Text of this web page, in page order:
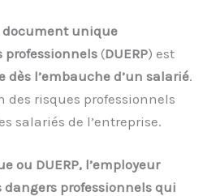
document unique
professionnels (DUERP) est
dès l’embauche d’un salarié.
des risques professionnels
salariés de l’entreprise.
ou DUERP, l’employeur
professionnels qui